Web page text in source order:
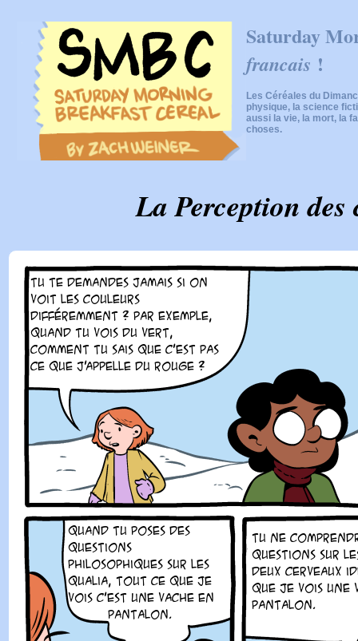
Saturday
francais !
Les Céréales du
physique, la science
aussi la vie, la mort, la
choses.
La Perception